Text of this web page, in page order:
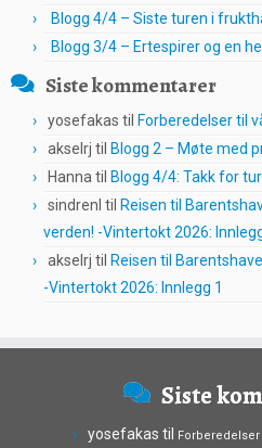
Blogg 4/4 – Siste turen i
Blogg 3/4 – Ertespirer og en
Siste kommentarer
yosefakas til Forberedelser til
akselrj til Blogg 2 – Møte med
Hanna til Blogg 4/4: Takk for
sindrenl til Reisen til
verden! -Vintertokt 2026:
akselrj til Reisen til
-Vintertokt 2026: Innlegg 1
Siste
yosefakas til